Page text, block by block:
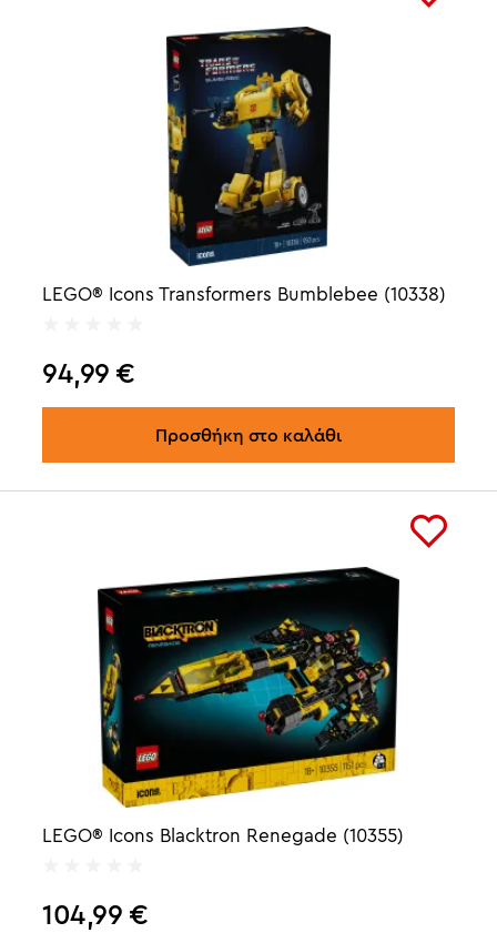
LEGO® Icons Transformers Bumblebee (10338)
94,99 €
Προσθήκη στο καλάθι
LEGO® Icons Blacktron Renegade (10355)
104,99 €